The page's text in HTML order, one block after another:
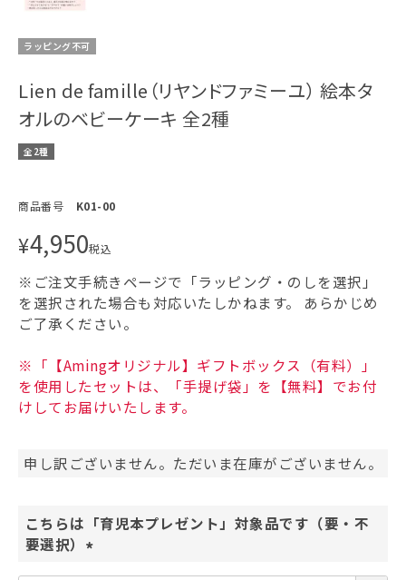
ラッピング不可
Lien de famille（リヤンドファミーユ） 絵本タ
オルのベビーケーキ 全2種
全2種
商品番号 K01-00
¥4,950税込
※ご注文手続きページで「ラッピング・のしを選択」
を選択された場合も対応いたしかねます。 あらかじめ
ご了承ください。
※「【Amingオリジナル】ギフトボックス（有料）」
を使用したセットは、「手提げ袋」を【無料】でお付
けしてお届けいたします。
申し訳ございません。ただいま在庫がございません。
こちらは「育児本プレゼント」対象品です（要・不
要選択）